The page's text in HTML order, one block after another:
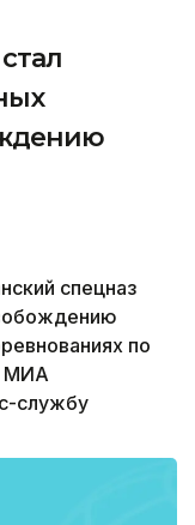
спецназ
по
МИА
службу